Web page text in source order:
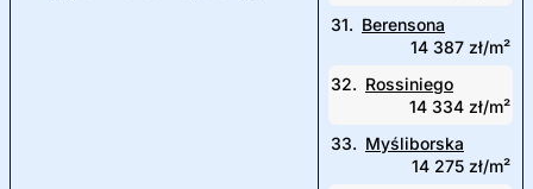
31. Berensona
14 387 zł/m²
32. Rossiniego
14 334 zł/m²
33. Myśliborska
14 275 zł/m²